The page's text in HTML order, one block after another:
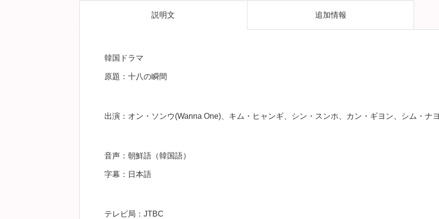
説明文 追加情報
韓国ドラマ
原題：十八の瞬間
出演：オン・ソンウ(Wanna One)、キム・ヒャンギ、シン・スンホ、カン・ギヨン、シム・ナ
音声：朝鮮語（韓国語）
字幕：日本語
テレビ局：JTBC